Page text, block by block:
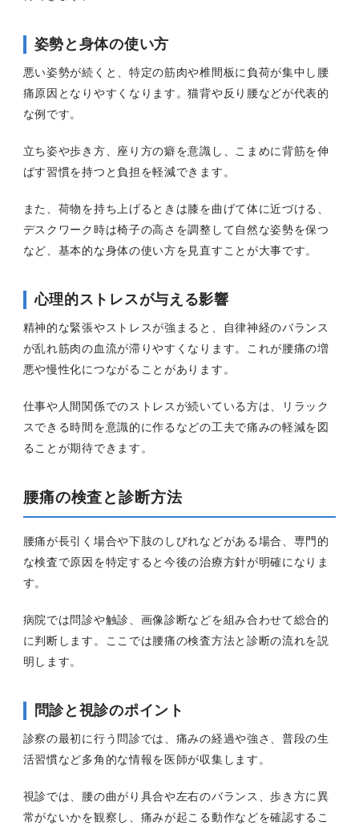
姿勢と身体の使い方
悪い姿勢が続くと、特定の筋肉や椎間板に負荷が集中し腰
痛原因となりやすくなります。猫背や反り腰などが代表的
な例です。
立ち姿や歩き方、座り方の癖を意識し、こまめに背筋を伸
ばす習慣を持つと負担を軽減できます。
また、荷物を持ち上げるときは膝を曲げて体に近づける、
デスクワーク時は椅子の高さを調整して自然な姿勢を保つ
など、基本的な身体の使い方を見直すことが大事です。
心理的ストレスが与える影響
精神的な緊張やストレスが強まると、自律神経のバランス
が乱れ筋肉の血流が滞りやすくなります。これが腰痛の増
悪や慢性化につながることがあります。
仕事や人間関係でのストレスが続いている方は、リラック
スできる時間を意識的に作るなどの工夫で痛みの軽減を図
ることが期待できます。
腰痛の検査と診断方法
腰痛が長引く場合や下肢のしびれなどがある場合、専門的
な検査で原因を特定すると今後の治療方針が明確になりま
す。
病院では問診や触診、画像診断などを組み合わせて総合的
に判断します。ここでは腰痛の検査方法と診断の流れを説
明します。
問診と視診のポイント
診察の最初に行う問診では、痛みの経過や強さ、普段の生
活習慣など多角的な情報を医師が収集します。
視診では、腰の曲がり具合や左右のバランス、歩き方に異
常がないかを観察し、痛みが起こる動作などを確認するこ